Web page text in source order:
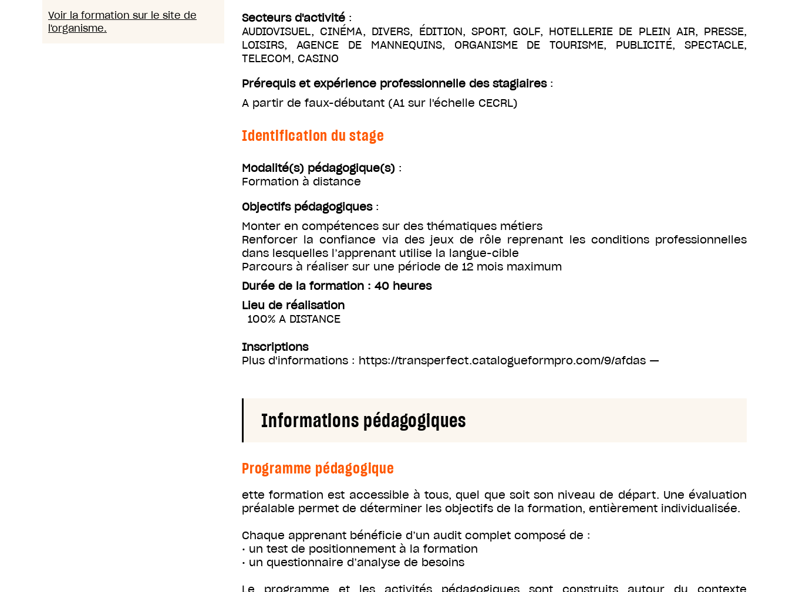
Voir la formation sur le site de
l'organisme.
Secteurs d'activité :
AUDIOVISUEL, CINÉMA, DIVERS, ÉDITION, SPORT, GOLF, HOTELLERIE DE PLEIN AIR, PRESSE,
LOISIRS, AGENCE DE MANNEQUINS, ORGANISME DE TOURISME, PUBLICITÉ, SPECTACLE,
TELECOM, CASINO
Prérequis et expérience professionnelle des stagiaires:
A partir de faux-débutant (A1 sur l'échelle CECRL)
Identification du stage
Modalité(s) pédagogique(s) :
Formation à distance
Objectifs pédagogiques:
Monter en compétences sur des thématiques métiers
Renforcer la confiance via des jeux de rôle reprenant les conditions professionnelles
dans lesquelles l’apprenant utilise la langue-cible
Parcours à réaliser sur une période de 12 mois maximum
Durée de la formation : 40 heures
Lieu de réalisation
100% A DISTANCE
Inscriptions
Plus d'informations : https://transperfect.catalogueformpro.com/9/afdas —
Informations pédagogiques
Programme pédagogique
ette formation est accessible à tous, quel que soit son niveau de départ. Une évaluation
préalable permet de déterminer les objectifs de la formation, entièrement individualisée.
Chaque apprenant bénéficie d’un audit complet composé de :
• un test de positionnement à la formation
• un questionnaire d’analyse de besoins